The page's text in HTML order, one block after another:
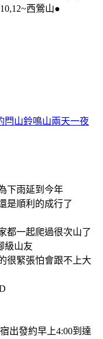
西鶯山●
閂山鈴鳴山兩天一夜
下雨延到今年
是順利的成行了
都一起爬過很次山了
級山友
很緊張怕會跟不上大
出發約早上4:00到達